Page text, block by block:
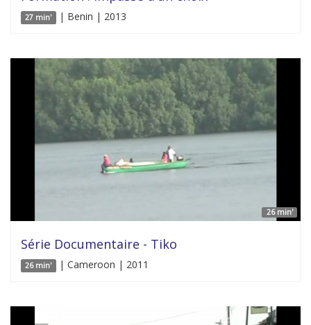
27 min' | Benin | 2013
26 min'
Série Documentaire - Tiko
26 min' | Cameroon | 2011